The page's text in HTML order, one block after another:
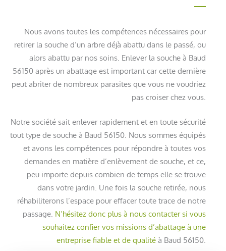
Nous avons toutes les compétences nécessaires pour
retirer la souche d’un arbre déjà abattu dans le passé, ou
alors abattu par nos soins. Enlever la souche à Baud
56150 après un abattage est important car cette dernière
peut abriter de nombreux parasites que vous ne voudriez
pas croiser chez vous.
Notre société sait enlever rapidement et en toute sécurité
tout type de souche à Baud 56150. Nous sommes équipés
et avons les compétences pour répondre à toutes vos
demandes en matière d’enlèvement de souche, et ce,
peu importe depuis combien de temps elle se trouve
dans votre jardin. Une fois la souche retirée, nous
réhabiliterons l’espace pour effacer toute trace de notre
passage. N’hésitez donc plus à nous contacter si vous
souhaitez confier vos missions d’abattage à une
entreprise fiable et de qualité à Baud 56150.